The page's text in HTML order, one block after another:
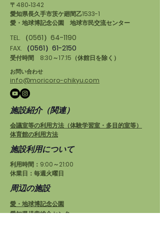
〒480‐1342
愛知県長久手市茨ケ廻間乙1533-1
愛・地球博記念公園 地球市民交流センター
TEL.
（0561）64-1190
FAX. （0561）61-2150
受付時間 8:30～17:15（休館日を除く）
お問い合わせ
info@moricoro-chikyu.com
施設紹介（関連）
会議室等の利用方法（体験学習室・多目的室等）
体育館の利用方法
施設利用について
利用時間：9:00～21:00
休業日：毎週火曜日
周辺の施設
愛・地球博記念公園
愛知県児童総合センター